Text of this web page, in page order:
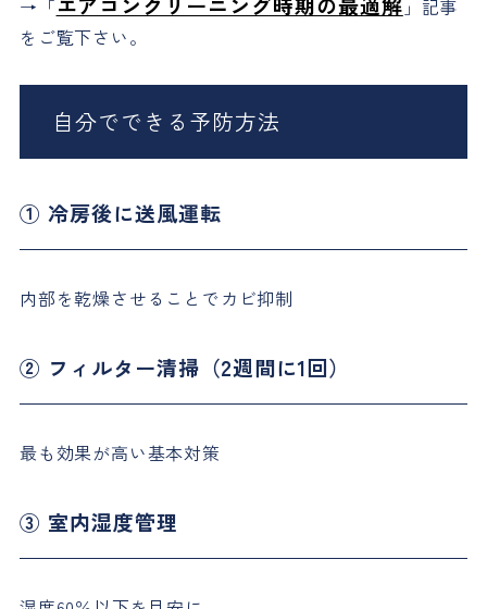
→「
」記事
をご覧下さい。
自分でできる予防方法
① 冷房後に送風運転
内部を乾燥させることでカビ抑制
② フィルター清掃（2週間に1回）
最も効果が高い基本対策
③ 室内湿度管理